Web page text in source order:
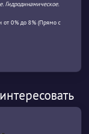
Гидродинамическое.
от 0% до 8% (Прямо с